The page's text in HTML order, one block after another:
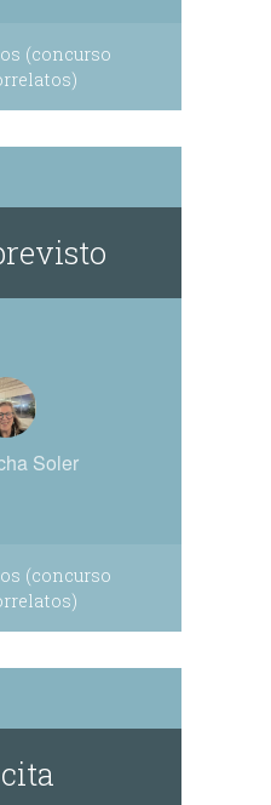
(concurso
Soler
(concurso